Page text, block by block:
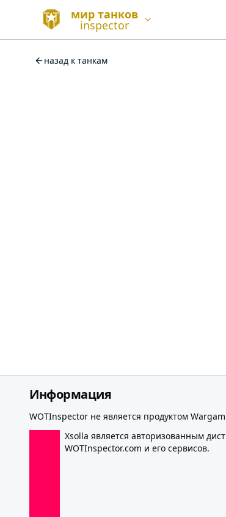
мир танков
inspector
назад к танкам
Информация
WOTInspector не является продуктом
Xsolla является авторизованным
WOTInspector.com и его сервисов.